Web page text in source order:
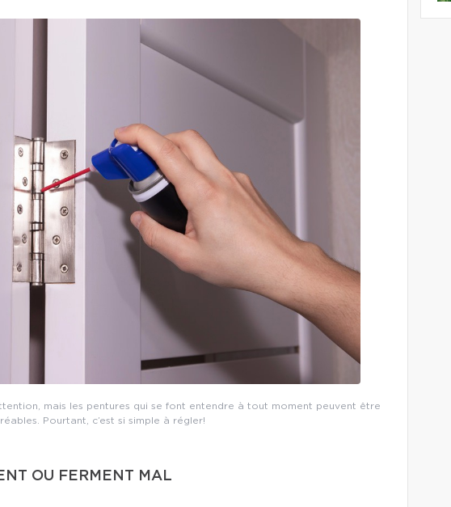
mais les pentures qui se font entendre à tout moment peuvent être
Pourtant, c’est si simple à régler!
OU FERMENT MAL